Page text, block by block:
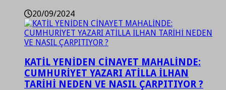
20/09/2024
KATİL YENİDEN CİNAYET MAHALİNDE:
CUMHURİYET YAZARI ATİLLA İLHAN
TARİHİ NEDEN VE NASIL ÇARPITIYOR ?